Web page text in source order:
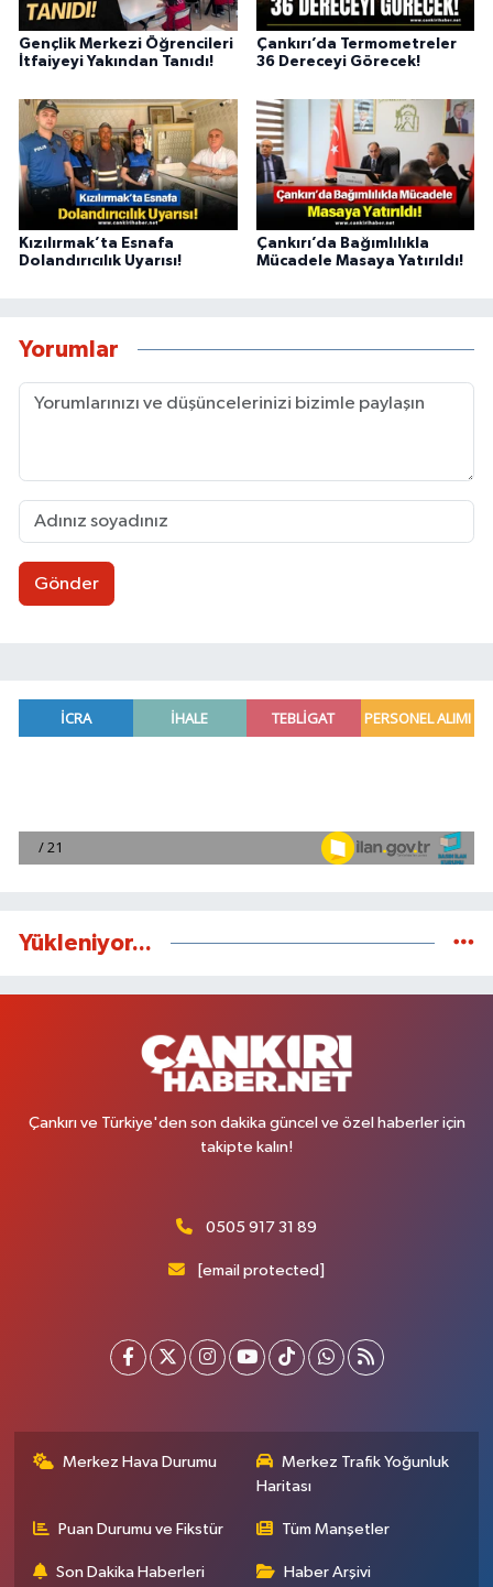
Gençlik Merkezi Öğrencileri
İtfaiyeyi Yakından Tanıdı!
Çankırı’da Termometreler
36 Dereceyi Görecek!
Kızılırmak’ta Esnafa
Dolandırıcılık Uyarısı!
Çankırı’da Bağımlılıkla
Mücadele Masaya Yatırıldı!
Yorumlar
Gönder
Yükleniyor...
Çankırı ve Türkiye'den son dakika güncel ve özel haberler için
takipte kalın!
0505 917 31 89
[email protected]
Merkez Hava Durumu
Merkez Trafik Yoğunluk
Haritası
Puan Durumu ve Fikstür Tüm Manşetler
Son Dakika Haberleri Haber Arşivi